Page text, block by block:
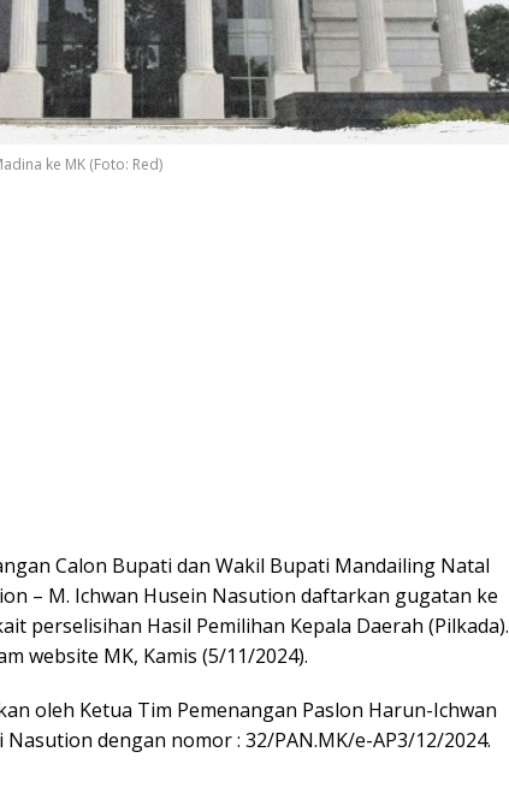
ke MK (Foto: Red)
Calon Bupati dan Wakil Bupati Mandailing Natal
– M. Ichwan Husein Nasution daftarkan gugatan ke
perselisihan Hasil Pemilihan Kepala Daerah (Pilkada).
website MK, Kamis (5/11/2024).
oleh Ketua Tim Pemenangan Paslon Harun-Ichwan
Nasution dengan nomor : 32/PAN.MK/e-AP3/12/2024.